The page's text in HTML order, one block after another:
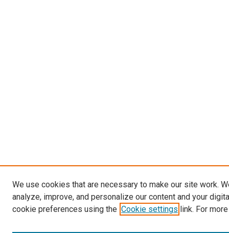
We use cookies that are necessary to make our site work.
analyze, improve, and personalize our content and your
cookie preferences using the Cookie settings link. For